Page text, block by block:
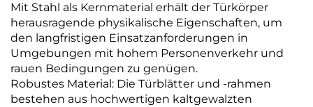
Mit Stahl als Kernmaterial erhält der Türkörper
herausragende physikalische Eigenschaften, um
den langfristigen Einsatzanforderungen in
Umgebungen mit hohem Personenverkehr und
rauen Bedingungen zu genügen.
Robustes Material: Die Türblätter und -rahmen
bestehen aus hochwertigen kaltgewalzten